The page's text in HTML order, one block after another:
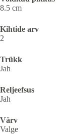
8.5 cm
Kihtide arv
2
Trükk
Jah
Reljeefsus
Jah
Värv
Valge